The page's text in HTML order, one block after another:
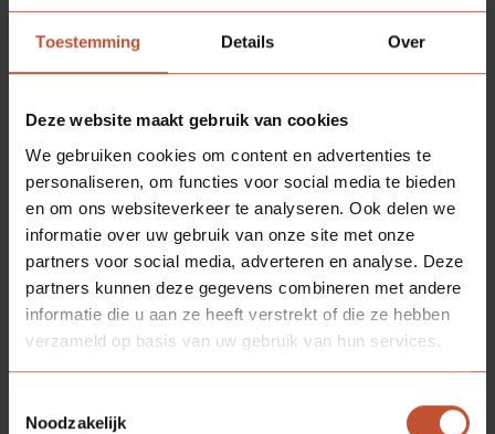
Toestemming Details Over
Deze website maakt gebruik van cookies
We gebruiken cookies om content en advertenties te
personaliseren, om functies voor social media te bieden
en om ons websiteverkeer te analyseren. Ook delen we
informatie over uw gebruik van onze site met onze
partners voor social media, adverteren en analyse. Deze
partners kunnen deze gegevens combineren met andere
informatie die u aan ze heeft verstrekt of die ze hebben
verzameld op basis van uw gebruik van hun services.
Noodzakelijk
VRIJ BEZET
ROZETTENEN VRIJ/BEZET
SOORTGELIJKEPRODUCTEN